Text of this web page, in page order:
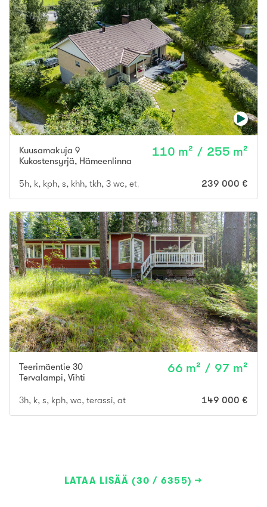
Kuusamakuja 9
Kukostensyrjä, Hämeenlinna
110 m² / 255 m²
5h, k, kph, s, khh, tkh, 3 wc, et, parv, vh, 2 var, kylmäkellari, at
239 000 €
Teerimäentie 30
Tervalampi, Vihti
66 m² / 97 m²
3h, k, s, kph, wc, terassi, at 149 000 €
LATAA LISÄÄ (30 / 6355)